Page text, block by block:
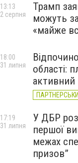
Трамп
можуть
«майже
13:13
2 серпня
області:
активний
18:00
31 липня
У ДБР
першої
межах
призов”
17:19
31 липня